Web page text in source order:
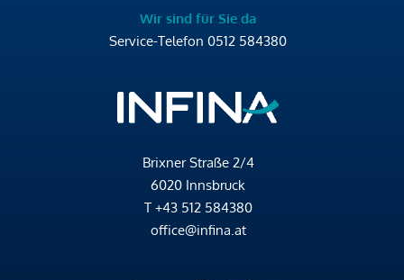
Wir sind für Sie da
Service-Telefon 0512 584380
Brixner Straße 2/4
6020 Innsbruck
T +43 512 584380
office@infina.at